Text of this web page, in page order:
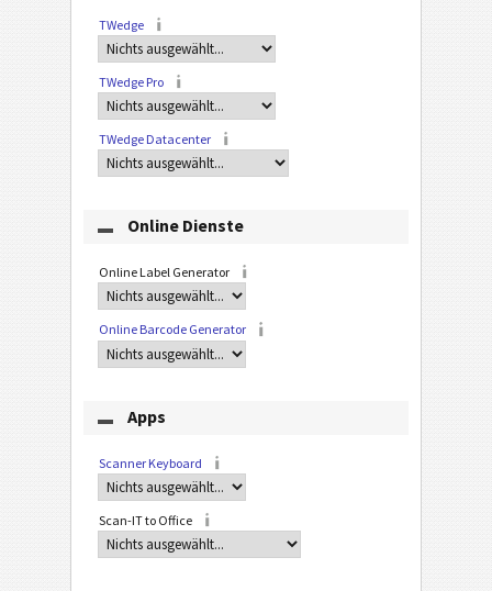
TWedge
TWedge Pro
TWedge Datacenter
Online Dienste
Online Label Generator
Online Barcode Generator
Apps
Scanner Keyboard
Scan-IT to Office